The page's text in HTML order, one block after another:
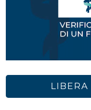
LIBERA